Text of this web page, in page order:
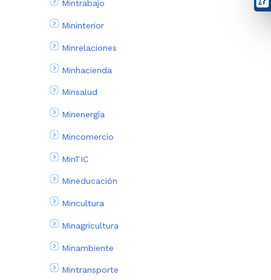
Mintrabajo
Mininterior
Minrelaciones
Minhacienda
Minsalud
Minenergía
Mincomercio
MinTIC
Mineducación
Mincultura
Minagricultura
Minambiente
Mintransporte